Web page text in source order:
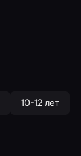
10-12 лет